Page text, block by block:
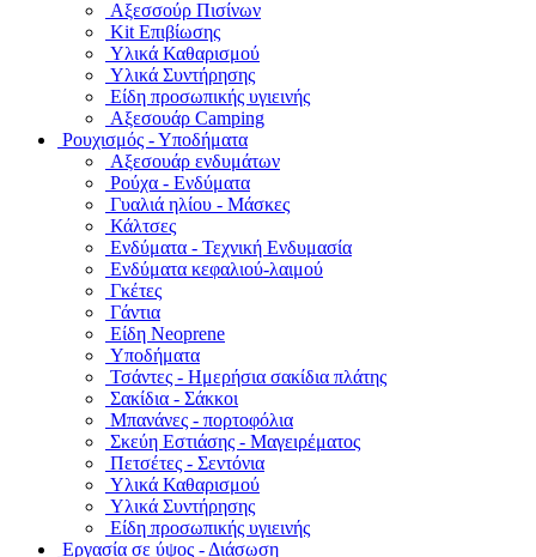
Αξεσσούρ Πισίνων
Kit Επιβίωσης
Υλικά Καθαρισμού
Υλικά Συντήρησης
Είδη προσωπικής υγιεινής
Αξεσουάρ Camping
Ρουχισμός - Υποδήματα
Αξεσουάρ ενδυμάτων
Ρούχα - Ενδύματα
Γυαλιά ηλίου - Μάσκες
Κάλτσες
Ενδύματα - Τεχνική Ενδυμασία
Ενδύματα κεφαλιού-λαιμού
Γκέτες
Γάντια
Είδη Neoprene
Υποδήματα
Τσάντες - Ημερήσια σακίδια πλάτης
Σακίδια - Σάκκοι
Μπανάνες - πορτοφόλια
Σκεύη Εστιάσης - Μαγειρέματος
Πετσέτες - Σεντόνια
Υλικά Καθαρισμού
Υλικά Συντήρησης
Είδη προσωπικής υγιεινής
Εργασία σε ύψος - Διάσωση